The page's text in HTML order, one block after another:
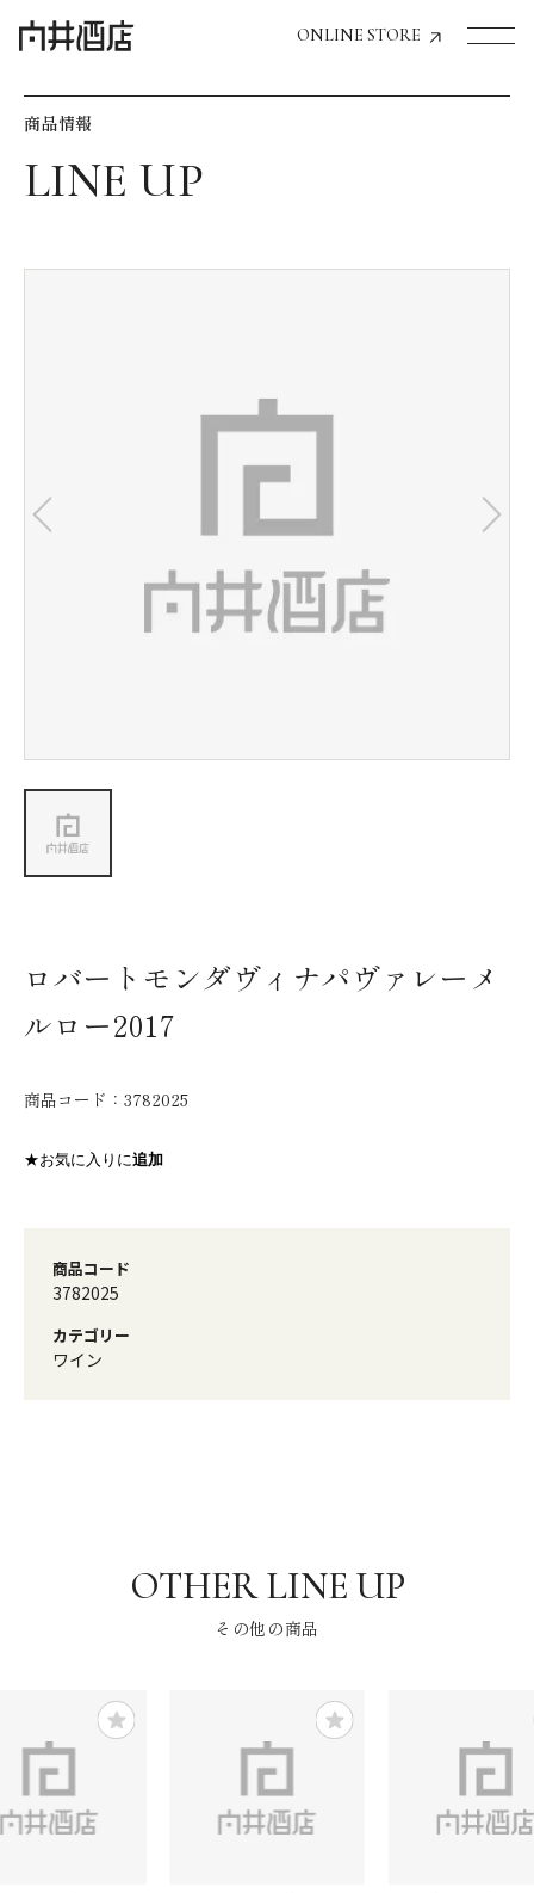
ONLINE STORE
飲食店経営のお客様
お気に入り機能の活用方法
会社情報
商品情報
ロバートモンダヴィナパヴァレーメ
ルロー2017
商品コード： 3782025
★お気に入りに追加
商品コード
3782025
カテゴリー
ワイン
その他の商品